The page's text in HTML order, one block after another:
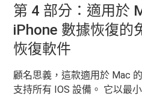
第 4 部分：適用於
iPhone 數據恢復的
恢復軟件
顧名思義，這款適用於 Mac
支持所有 IOS 設備。 它以最